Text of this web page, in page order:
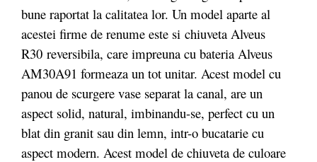
bune raportat la calitatea lor. Un model aparte al
acestei firme de renume este si chiuveta Alveus
R30 reversibila, care impreuna cu bateria Alveus
AM30A91 formeaza un tot unitar. Acest model cu
panou de scurgere vase separat la canal, are un
aspect solid, natural, imbinandu-se, perfect cu un
blat din granit sau din lemn, intr-o bucatarie cu
aspect modern. Acest model de chiuveta de culoare